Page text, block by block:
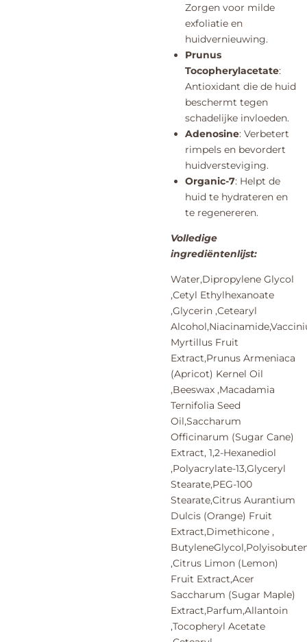
Zorgen voor milde
exfoliatie en
huidvernieuwing.
Prunus
Tocopherylacetate:
Antioxidant die de huid
beschermt tegen
schadelijke invloeden.
Adenosine: Verbetert
rimpels en bevordert
huidversteviging.
Organic-7: Helpt de
huid te hydrateren en
te regenereren.
Volledige
ingrediëntenlijst:
Water,Dipropylene Glycol
,Cetyl Ethylhexanoate
,Glycerin ,Cetearyl
Myrtillus Fruit
Extract,Prunus Armeniaca
(Apricot) Kernel Oil
,Beeswax ,Macadamia
Ternifolia Seed
Oil,Saccharum
Officinarum (Sugar Cane)
Extract, 1,2-Hexanediol
,Polyacrylate-13,Glyceryl
Stearate,PEG-100
Stearate,Citrus Aurantium
Dulcis (Orange) Fruit
Extract,Dimethicone ,
,Citrus Limon (Lemon)
Fruit Extract,Acer
Saccharum (Sugar Maple)
Extract,Parfum,Allantoin
,Tocopheryl Acetate